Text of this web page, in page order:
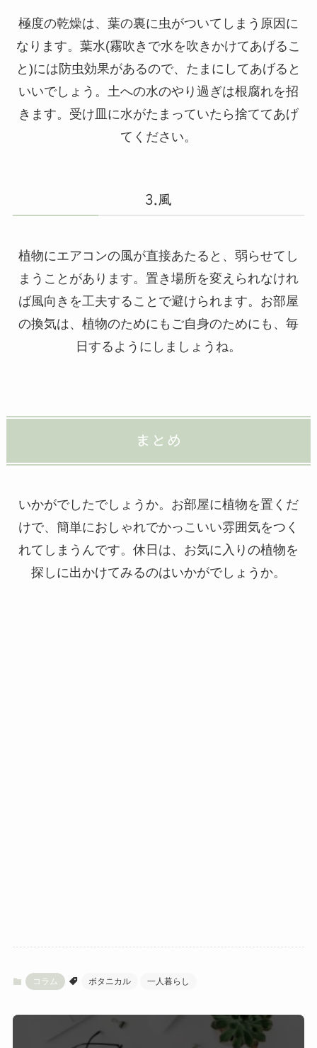
極度の乾燥は、葉の裏に虫がついてしまう原因に
なります。葉水(霧吹きで水を吹きかけてあげるこ
と)には防虫効果があるので、たまにしてあげると
いいでしょう。土への水のやり過ぎは根腐れを招
きます。受け皿に水がたまっていたら捨ててあげ
てください。
3.風
植物にエアコンの風が直接あたると、弱らせてし
まうことがあります。置き場所を変えられなけれ
ば風向きを工夫することで避けられます。お部屋
の換気は、植物のためにもご自身のためにも、毎
日するようにしましょうね。
まとめ
いかがでしたでしょうか。お部屋に植物を置くだ
けで、簡単におしゃれでかっこいい雰囲気をつく
れてしまうんです。休日は、お気に入りの植物を
探しに出かけてみるのはいかがでしょうか。
コラム ボタニカル 一人暮らし